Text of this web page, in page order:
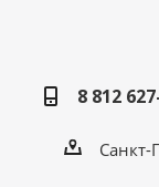
8 812
Санкт-